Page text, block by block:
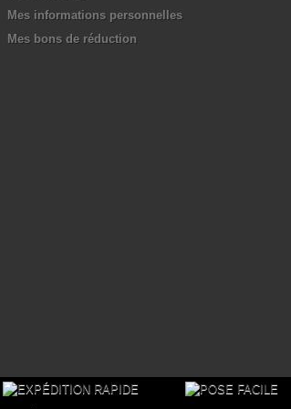
Mes informations personnelles
Mes bons de réduction